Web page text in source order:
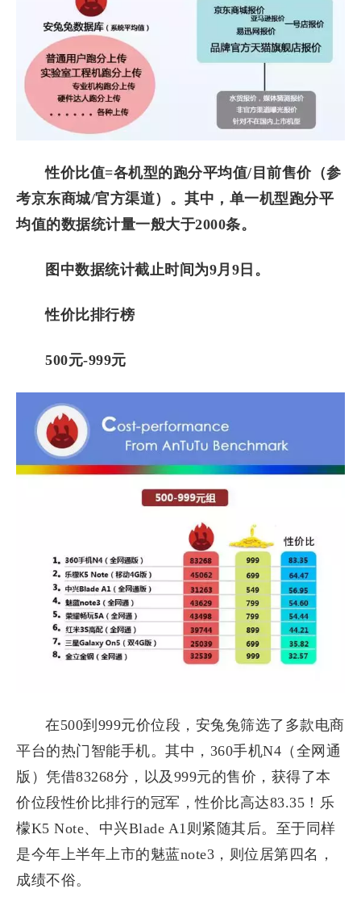
性价比值=各机型的跑分平均值/目前售价（参
考京东商城/官方渠道）。其中，单一机型跑分平
均值的数据统计量一般大于2000条。
图中数据统计截止时间为9月9日。
性价比排行榜
500元-999元
在500到999元价位段，安兔兔筛选了多款电商
平台的热门智能手机。其中，360手机N4（全网通
版）凭借83268分，以及999元的售价，获得了本
价位段性价比排行的冠军，性价比高达83.35！乐
檬K5 Note、中兴Blade A1则紧随其后。至于同样
是今年上半年上市的魅蓝note3，则位居第四名，
成绩不俗。